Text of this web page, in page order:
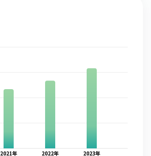
2021年 2022年 2023年